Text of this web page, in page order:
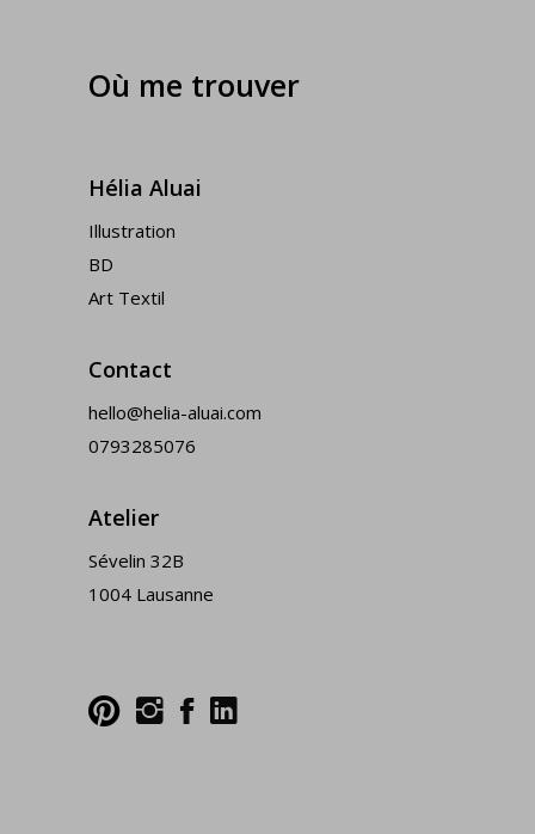
Où me trouver
Hélia Aluai
Illustration
BD
Art Textil
Contact
hello@helia-aluai.com
0793285076
Atelier
Sévelin 32B
1004 Lausanne